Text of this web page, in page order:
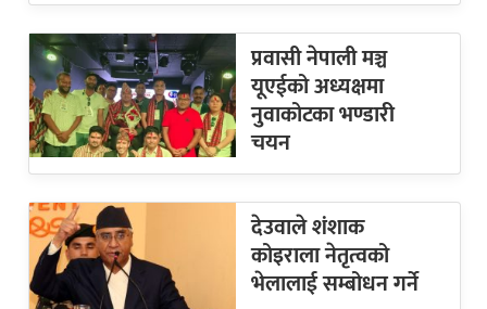
प्रवासी नेपाली मञ्च
यूएईको अध्यक्षमा
नुवाकोटका भण्डारी
चयन
देउवाले शंशाक
कोइराला नेतृत्वको
भेलालाई सम्बोधन गर्ने